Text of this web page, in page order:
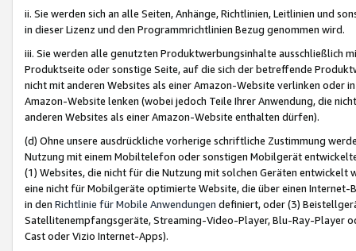
ii. Sie werden sich an alle Seiten, Anhänge, Richtlinien, Leitlinien und
in dieser Lizenz und den Programmrichtlinien Bezug genommen wird.
iii. Sie werden alle genutzten Produktwerbungsinhalte ausschließlich
Produktseite oder sonstige Seite, auf die sich der betreffende
nicht mit anderen Websites als einer Amazon-Website verlinken oder
Amazon-Website lenken (wobei jedoch Teile Ihrer Anwendung, die
anderen Websites als einer Amazon-Website enthalten dürfen).
(d) Ohne unsere ausdrückliche vorherige schriftliche Zustimmung
Nutzung mit einem Mobiltelefon oder sonstigen Mobilgerät
(1) Websites, die nicht für die Nutzung mit solchen Geräten
eine nicht für Mobilgeräte optimierte Website, die über einen
in den Richtlinie für Mobile Anwendungen definiert, oder (3)
Satellitenempfangsgeräte, Streaming-Video-Player, Blu-Ray-Player
Cast oder Vizio Internet-Apps).